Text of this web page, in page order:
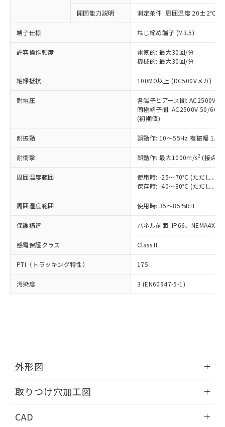
開閉能力説明 測定条件: 周囲温度 20±2℃、
端子仕様 ねじ締め端子 (M3.5)
許容操作頻度
電気的: 最大30回/分
機械的: 最大30回/分
絶縁抵抗 100MΩ以上 (DC500Vメガ)
耐電圧
各端子とアース間: AC2500V
同極端子間: AC2500V 50/
(初期値)
耐振動 誤動作: 10～55Hz 複振幅
耐衝撃 誤動作: 最大1000m/s2 (接点
周囲温度範囲
使用時: -25～70℃ (ただし、氷
保存時: -40～80℃ (ただし、氷
周囲湿度範囲 使用時: 35～85%RH
保護構造 パネル前面: IP66、NEMA4X,
感電保護クラス Class II
PTI（トラッキング特性） 175
汚染度 3 (EN60947-5-1)
外形図
取りつけ穴加工図
CAD
以下の条件をお読みいただき、同意のうえ
ご利用ください。
本サービスは、当社制御機器事業取扱
商品の当社在庫状況および標準価格
当社制御機器事業取扱商品の中には、
本サービスの対象外となる商品もある
ことをご了承ください。
在庫状況および標準価格照会結果は、
記載している更新日時点での社内デー
タに基づき作成されるものであり、閲
覧された時点での実際の在庫および標
準価格とは異なる場合があることをご
正式な納期状況および標準価格はお客
様のお取引先、またはお客様担当のオ
ムロン制御機器販売店・当社販売員に
オムロン制御機器販売店や当社販売拠
販売ネットワーク
」をご確認
ください。
在庫状況および標準価格結果を当社の
事前の承諾なく第三者に漏洩または開
マイパーツ機能（部品リスト作成サー
および当社の共同利用者が、当社の製
※当社の共同利用者とは、
の共同利用に関して"
の「1.共同利
対応予定なし：EU RoHS指令（10物質）の
非含有に非対応の商品で、対応品を出す予
定はありません。
調査・確認中：EU RoHS指令（10物質）の
非含有の対応状況を調査中または確認中の
非該当品：ライセンス料など無形物で、有
害物質有無と関係のない商品です。
いたものが、含有品と判明した場合などや
むを得ず変更することがあります。
六価クロム(Cr(Ⅵ)) 1000ppm以下、ポリ臭化ビフェニル
類(PBB) 1000ppm以下、ポリ臭化ジフェニルエーテル類
(PBDE) 1000ppm以下、フタル酸ビス(2-エチルヘキシ
ル) (DEHP)(別名：DOP) 1000ppm以下、フタル酸ブチ
ルベンジル（BBP） 1000ppm以下、フタル酸ジブチル
（DBP） 1000ppm以下、フタル酸ジイソブチル
(DIBP) 1000ppm以下
フタル酸エステル類の４物質については閾値を超える意
図的な使用がないことを確認しています。
※2 対応予定月
部品在庫の切り替え状況などにより、予定
月が前後することがあります。
とができます。
EU RoHS指令（10物質）の非含有証明書
※1 中国RoHS○×表
「○」：最大均質材料含有率が中国RoHSの
基準値以下であることを示します。
「×」：最大均質材料含有率が中国RoHSの
基準値を超えていることを示します。
「－」：未確認です。当社販売部門へお問
*中国RoHS10物質の基準値 (GB/T26572)：
Pb(鉛) :1000ppm、 Hg(水銀) : 1000ppm、 Cd(カドミウ
Cr(Ⅵ)(六価クロム) : 1000ppm、 PBBs(ポリ臭化ビフェ
ニル類) : 1000ppm、 PBDEs(ポリ臭化ジフェニルエーテ
DBP(フタル酸ジブチル) : 1000ppm、 DIBP(フタル酸ジ
イソブチル) : 1000ppm、 BBP(フタル酸ブチルベンジ
ル) : 1000ppm、
DEHP(フタル酸ビス(2-エチルヘキシル)) : 1000ppm
※2 環境保護使用期限
「ｅ」：有害物質（10物質）のすべてが基
準値以下であることを示します。
「10」：通常の使用状況下において有害物
質が外部に漏えいし、環境に深刻な影響を
当社は、これら貴社製品のうち、外国
為替および外国貿易法に定める商品
（以下｢規制貨物等」という）を輸出
または国外への提供する場合は、日本
国政府の輸出許可(または役務取引許
可)を取得するなどの必要な手続きを
当社は規制貨物を破棄する場合は、完
全に破砕するなど、違法に輸出されな
いよう必要な手段を講じます。
ル、化学兵器、生物兵器またはその他
武器並びにこれらの製造装置等に一切
使用いたしません。
当社は、貴社製品を第三者に販売する
場合は、上記1、2および3の内容を当
該第三者に通知します。また当社は、
販売先および販売に係わる関係者が違
法に輸出するおそれがある場合は、取
○ 一定数以上の在庫あり
一定数には満たないが在庫あり
在庫なし(最新の在庫状況につ
いては、お客様のお取引先、ま
たはお客様担当のオムロン制御
機器販売店・当社販売員にご確
認ください)
受注生産機種、また在庫状況の